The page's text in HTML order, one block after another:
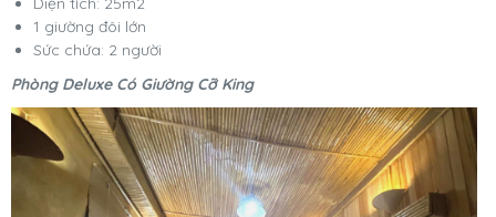
1 giường đôi lớn
Sức chứa: 2 người
Phòng Deluxe Có Giường Cỡ King